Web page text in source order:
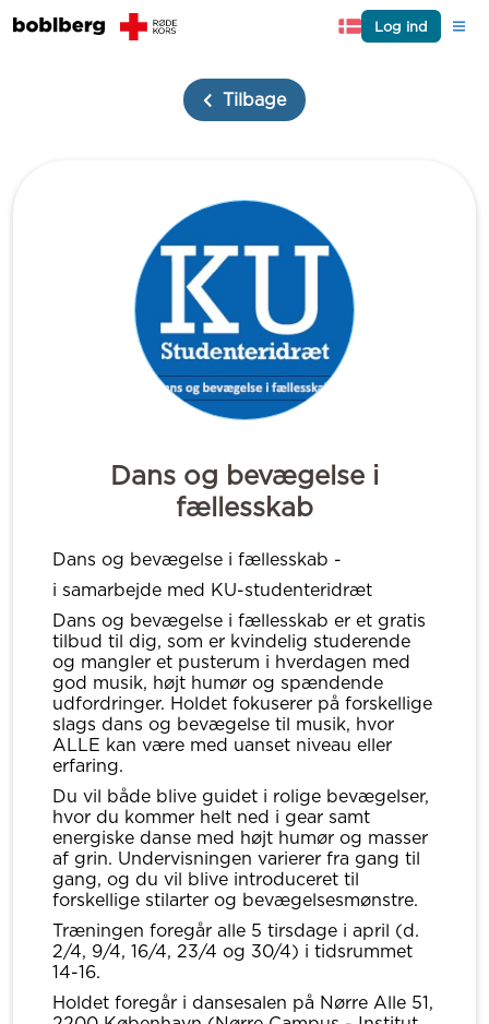
Log ind
Tilbage
Dans og bevægelse i
fællesskab
Dans og bevægelse i fællesskab -
i samarbejde med KU-studenteridræt
Dans og bevægelse i fællesskab er et gratis
tilbud til dig, som er kvindelig studerende
og mangler et pusterum i hverdagen med
god musik, højt humør og spændende
udfordringer. Holdet fokuserer på forskellige
slags dans og bevægelse til musik, hvor
ALLE kan være med uanset niveau eller
erfaring.
Du vil både blive guidet i rolige bevægelser,
hvor du kommer helt ned i gear samt
energiske danse med højt humør og masser
af grin. Undervisningen varierer fra gang til
gang, og du vil blive introduceret til
forskellige stilarter og bevægelsesmønstre.
Træningen foregår alle 5 tirsdage i april (d.
2/4, 9/4, 16/4, 23/4 og 30/4) i tidsrummet
14-16.
Holdet foregår i dansesalen på Nørre Alle 51,